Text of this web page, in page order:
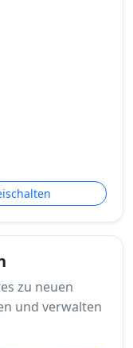
zu neuen
und verwalten